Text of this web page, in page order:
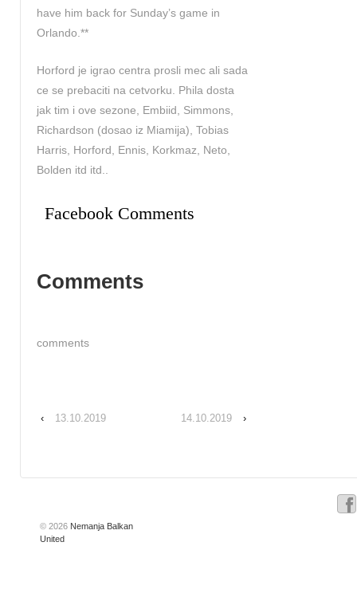
have him back for Sunday’s game in
Orlando.**
Horford je igrao centra prosli mec ali sada
ce se prebaciti na cetvorku. Phila dosta
jak tim i ove sezone, Embiid, Simmons,
Richardson (dosao iz Miamija), Tobias
Harris, Horford, Ennis, Korkmaz, Neto,
Bolden itd itd..
Facebook Comments
Comments
comments
‹ 13.10.2019 14.10.2019 ›
© 2026 Nemanja Balkan
United